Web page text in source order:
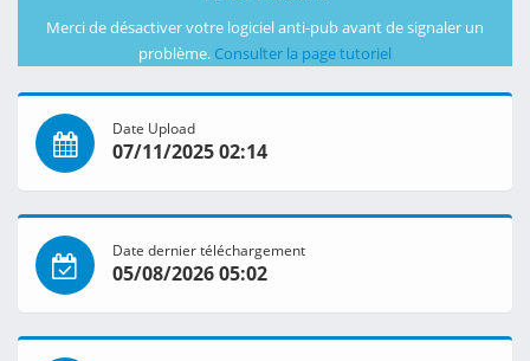
Merci de désactiver votre logiciel anti-pub avant de signaler un
problème. Consulter la page tutoriel
Date Upload
07/11/2025 02:14
Date dernier téléchargement
05/08/2026 05:02